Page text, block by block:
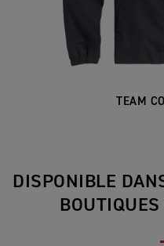
TEAM
DISPONIBLE